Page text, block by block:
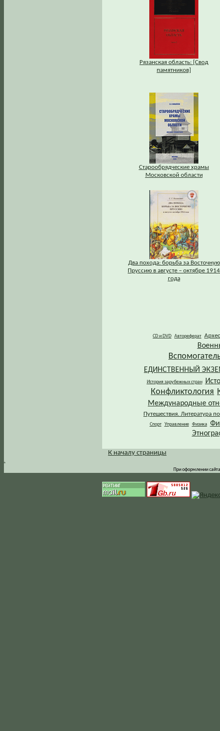
Рязанская область: [Свод
памятников]
Старообрядческие храмы
Московской области
Два похода: борьба за Восточную
Пруссию в августе – октябре 1914
года
CD и DVD Автореферат
ЕДИНСТВЕННЫЙ
История зарубежных стран
Конфликтология
Международные
Путешествия. Литература
Спорт Управление Физика
.
К началу страницы
При оформлении